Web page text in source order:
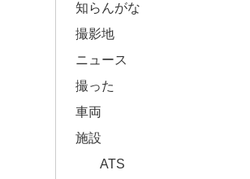
知らんがな
撮影地
ニュース
撮った
車両
施設
ATS